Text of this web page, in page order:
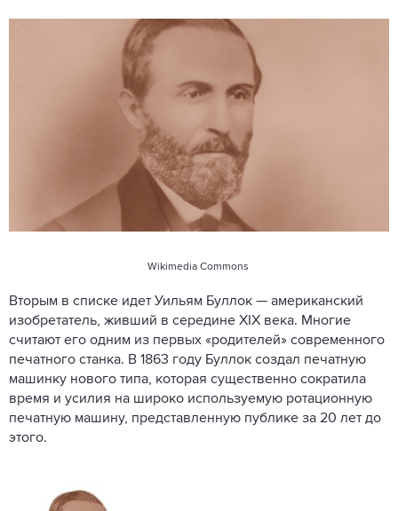
Wikimedia Commons
Вторым в списке идет Уильям Буллок — американский
изобретатель, живший в середине XIX века. Многие
считают его одним из первых «родителей» современного
печатного станка. В 1863 году Буллок создал печатную
машинку нового типа, которая существенно сократила
время и усилия на широко используемую ротационную
печатную машину, представленную ​​публике за 20 лет до
этого.